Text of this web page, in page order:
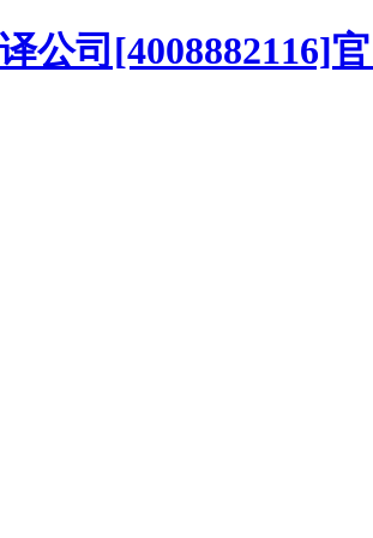
公司[4008882116]